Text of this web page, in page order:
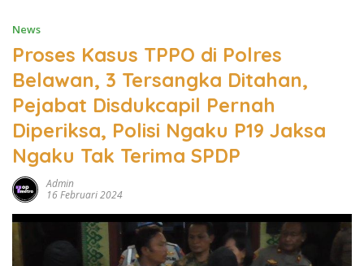
News
Proses Kasus TPPO di Polres
Belawan, 3 Tersangka Ditahan,
Pejabat Disdukcapil Pernah
Diperiksa, Polisi Ngaku P19 Jaksa
Ngaku Tak Terima SPDP
Admin
16 Februari 2024